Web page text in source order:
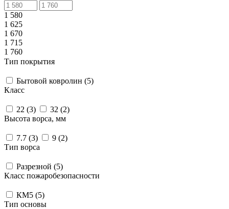
1 580
1 625
1 670
1 715
1 760
Тип покрытия
Бытовой ковролин (5)
Класс
22 (3) 32 (2)
Высота ворса, мм
7.7 (3) 9 (2)
Тип ворса
Разрезной (5)
Класс пожаробезопасности
КМ5 (5)
Тип основы